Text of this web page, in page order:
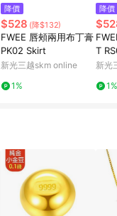
降價
$528 (降$132)
FWEE 唇頰兩用布丁膏
PK02 Skirt
新光三越skm online
1%
降價
T
新光
1%